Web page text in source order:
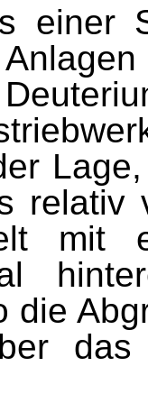
einer
mit
die